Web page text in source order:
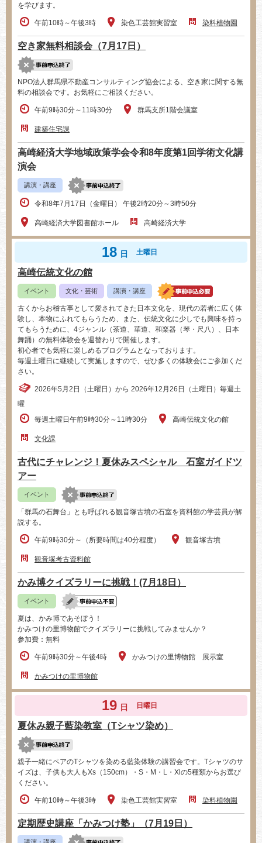
を学びます。
午前10時～午後3時 染色工芸館実習室 染料植物園
空き家無料相談会（7月17日）
NPO法人群馬県不動産コンサルティング協会による、空き家に関する無
料の相談会です。お気軽にご相談ください。
午前9時30分～11時30分 群馬支所1階会議室
建築住宅課
高崎経済大学地域政策学会令和8年度第1回学術文化講
演会
講演・講座
令和8年7月17日（金曜日） 午後2時20分～3時50分
高崎経済大学図書館ホール 高崎経済大学
18 日 土曜日
高崎伝統文化の館
イベント 文化・芸術 講演・講座
古くからお稽古事として愛されてきた日本文化を、現代の若者に広く体
験し、本物にふれてもらうため、また、伝統文化に少しでも興味を持っ
てもらうために、4ジャンル（茶道、華道、和楽器（琴・尺八）、日本
舞踊）の無料体験会を週替わりで開催します。
初心者でも気軽に楽しめるプログラムとなっております。
毎週土曜日に継続して実施しますので、ぜひ多くの体験会にご参加くだ
さい。
2026年5月2日（土曜日）から 2026年12月26日（土曜日）毎週土
曜
毎週土曜日午前9時30分～11時30分
高崎伝統文化の館
文化課
古代にチャレンジ！夏休みスペシャル 石室ガイドツ
アー
イベント
「群馬の石舞台」とも呼ばれる観音塚古墳の石室を資料館の学芸員が解
説する。
午前9時30分～（所要時間は40分程度） 観音塚古墳
観音塚考古資料館
かみ博クイズラリーに挑戦！(7月18日）
イベント
夏は、かみ博であそぼう！
かみつけの里博物館でクイズラリーに挑戦してみませんか？
参加費：無料
午前9時30分～午後4時 かみつけの里博物館 展示室
かみつけの里博物館
19 日 日曜日
夏休み親子藍染教室（Tシャツ染め）
親子一緒にペアのTシャツを染める藍染体験の講習会です。Tシャツのサ
イズは、子供も大人もXs（150cm）・S・M・L・Xlの5種類からお選び
ください。
午前10時～午後3時 染色工芸館実習室 染料植物園
定期歴史講座「かみつけ塾」（7月19日）